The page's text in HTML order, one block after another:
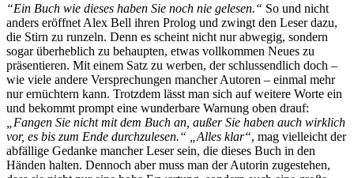
“Ein Buch wie dieses haben Sie noch nie gelesen.“ So und nicht
anders eröffnet Alex Bell ihren Prolog und zwingt den Leser dazu,
die Stirn zu runzeln. Denn es scheint nicht nur abwegig, sondern
sogar überheblich zu behaupten, etwas vollkommen Neues zu
präsentieren. Mit einem Satz zu werben, der schlussendlich doch –
wie viele andere Versprechungen mancher Autoren – einmal mehr
nur ernüchtern kann. Trotzdem lässt man sich auf weitere Worte ein
und bekommt prompt eine wunderbare Warnung oben drauf:
„Fangen Sie nicht mit dem Buch an, außer Sie haben auch wirklich
vor, es bis zum Ende durchzulesen.“ „Alles klar“, mag vielleicht der
abfällige Gedanke mancher Leser sein, die dieses Buch in den
Händen halten. Dennoch aber muss man der Autorin zugestehen,